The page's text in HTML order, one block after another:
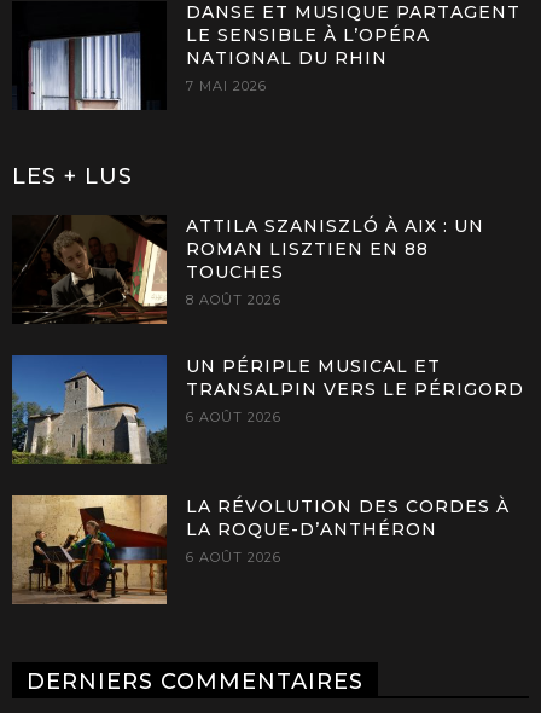
DANSE ET MUSIQUE PARTAGENT
LE SENSIBLE À L’OPÉRA
NATIONAL DU RHIN
7 MAI 2026
LES + LUS
ATTILA SZANISZLÓ À AIX : UN
ROMAN LISZTIEN EN 88
TOUCHES
8 AOÛT 2026
UN PÉRIPLE MUSICAL ET
TRANSALPIN VERS LE PÉRIGORD
6 AOÛT 2026
LA RÉVOLUTION DES CORDES À
LA ROQUE-D’ANTHÉRON
6 AOÛT 2026
DERNIERS COMMENTAIRES